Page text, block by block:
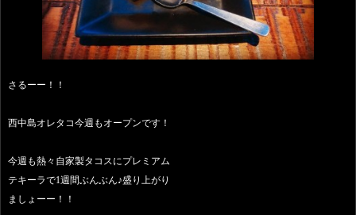
さるーー！！
西中島オレタコ今週もオープンです！
今週も熱々自家製タコスにプレミアム
テキーラで1週間ぶんぶん♪盛り上がり
ましょーー！！